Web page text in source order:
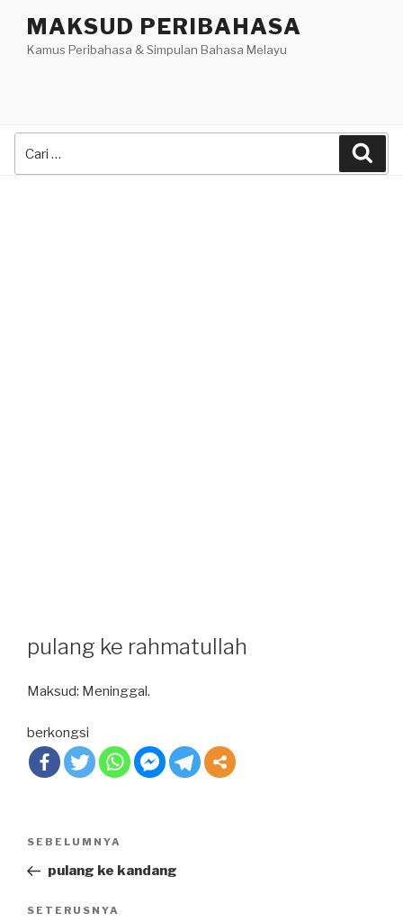
content
MAKSUD PERIBAHASA
Kamus Peribahasa & Simpulan Bahasa Melayu
pulang ke rahmatullah
Maksud: Meninggal.
berkongsi
Post
Previous
Post
SEBELUMNYA
pulang ke kandang
Next
SETERUSNYA